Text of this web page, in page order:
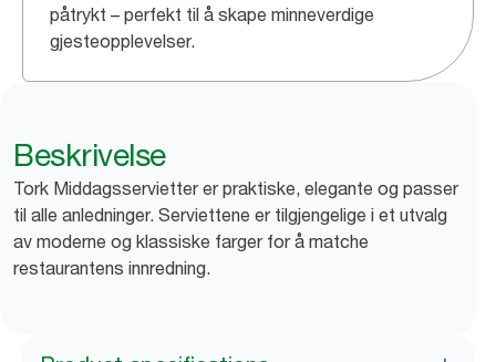
påtrykt – perfekt til å skape minneverdige
gjesteopplevelser.
Beskrivelse
Tork Middagsservietter er praktiske, elegante og passer
til alle anledninger. Serviettene er tilgjengelige i et utvalg
av moderne og klassiske farger for å matche
restaurantens innredning.